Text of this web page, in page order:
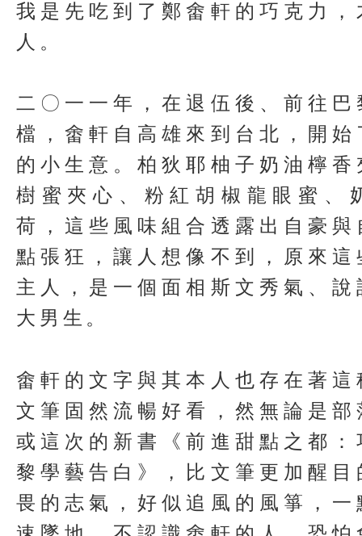
我是先吃到了鄭畬軒的巧克力
人。
二〇一一年，在退伍後、前往
檔，畬軒自高雄來到台北，開
的小生意。柏狄耶柚子奶油檸
樹蜜夾心、粉紅胡椒龍眼蜜、
荷，這些風味組合透露出自豪
點張狂，讓人想像不到，原來
主人，是一個面相斯文秀氣、
大男生。
畬軒的文字與其本人也存在著
文筆固然流暢好看，然無論是
或這次的新書《前進甜點之都
黎學藝告白》，比文筆更加醒
畏的志氣，好似追風的風箏，